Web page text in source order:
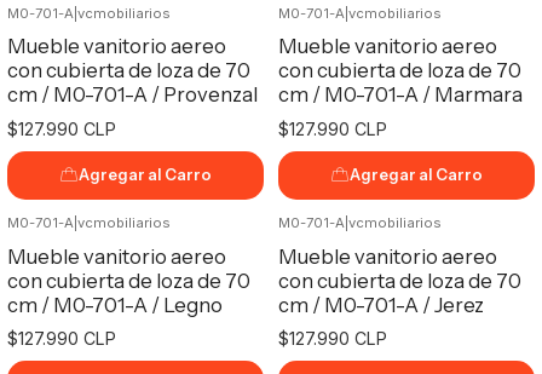
M0-701-A vcmobiliarios
Mueble vanitorio aereo
con cubierta de loza de 70
cm / M0-701-A / Provenzal
$127.990 CLP
Agregar al Carro
M0-701-A vcmobiliarios
Mueble vanitorio aereo
con cubierta de loza de 70
cm / M0-701-A / Marmara
$127.990 CLP
Agregar al Carro
M0-701-A| vcmobiliarios
Mueble vanitorio aereo
con cubierta de loza de 70
cm / M0-701-A / Legno
$127.990 CLP
M0-701-A| vcmobiliarios
Mueble vanitorio aereo
con cubierta de loza de 70
cm / M0-701-A / Jerez
$127.990 CLP